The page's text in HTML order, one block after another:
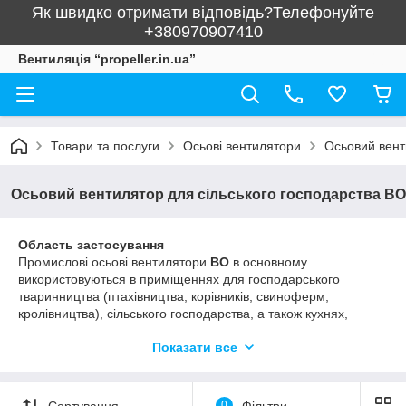
Як швидко отримати відповідь?Телефонуйте
+380970907410
Вентиляція “propeller.in.ua”
Товари та послуги Осьові вентилятори Осьовий
Осьовий вентилятор для сільського господарства ВО
Область застосування
Промислові осьові вентилятори ВО в основному
використовуються в приміщеннях для господарського
тваринництва (птахівництва, корівників, свиноферм,
кролівництва), сільського господарства, а також кухнях,
повітря. Особливо добре підходять для місць, де легко
птахівництво).
Показати все